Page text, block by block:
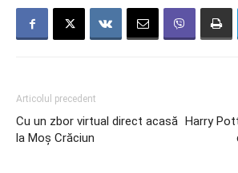
Articolul precedent
Cu un zbor virtual direct acasă
la Moș Crăciun
Harry